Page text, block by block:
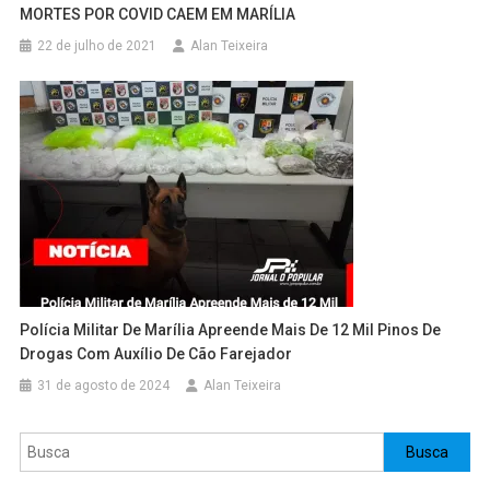
MORTES POR COVID CAEM EM MARÍLIA
22 de julho de 2021 Alan Teixeira
Polícia Militar De Marília Apreende Mais De 12 Mil Pinos De
Drogas Com Auxílio De Cão Farejador
31 de agosto de 2024 Alan Teixeira
Pesquisar Busca